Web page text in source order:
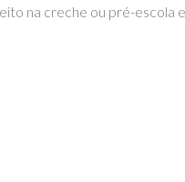
na creche ou pré-escola
Encosto acolchoado
Zípers de alta